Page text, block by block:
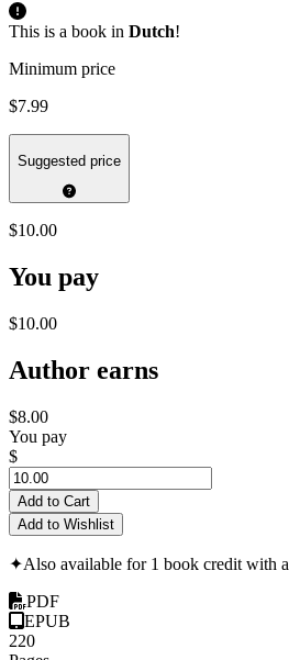
This is a book in Dutch!
Minimum price
$7.99
Suggested price
$10.00
You pay
$10.00
Author earns
$8.00
You pay
$
Add to Cart
Add to Wishlist
✦Also available for 1 book credit with a
PDF
EPUB
220